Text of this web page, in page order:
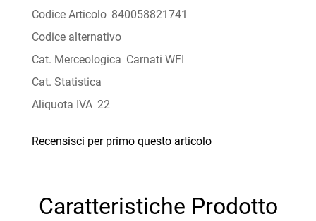
Codice Articolo 840058821741
Codice alternativo
Cat. Merceologica Carnati WFI
Cat. Statistica
Aliquota IVA 22
Recensisci per primo questo articolo
Caratteristiche Prodotto